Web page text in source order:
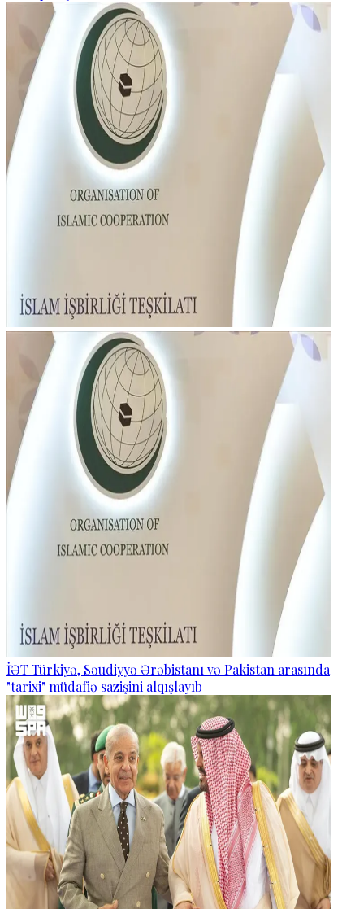
İƏT Türkiyə, Səudiyyə Ərəbistanı və Pakistan arasında
"tarixi" müdafiə sazişini alqışlayıb